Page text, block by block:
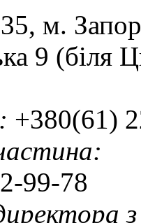
м.
9 (біля
+380(61)
99-78